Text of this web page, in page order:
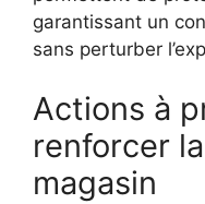
garantissant un
sans perturber
Actions à
renforcer
magasin